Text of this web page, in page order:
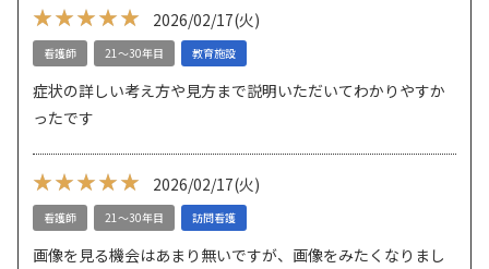
★★★★★
★★★★★ 2026/02/17(火)
看護師 21～30年目 教育施設
症状の詳しい考え方や見方まで説明いただいてわかりやすか
ったです
★★★★★
★★★★★ 2026/02/17(火)
看護師 21～30年目 訪問看護
画像を見る機会はあまり無いですが、画像をみたくなりまし